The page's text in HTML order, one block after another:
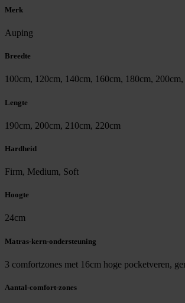
Merk
Auping
Breedte
100cm, 120cm, 140cm, 160cm, 180cm,
Lengte
190cm, 200cm, 210cm, 220cm
Hardheid
Firm, Medium, Soft
Hoogte
24cm
Matras-kern-ondersteuning
3 comfortzones met 16cm hoge pocketveren,
Aantal-comfort-zones